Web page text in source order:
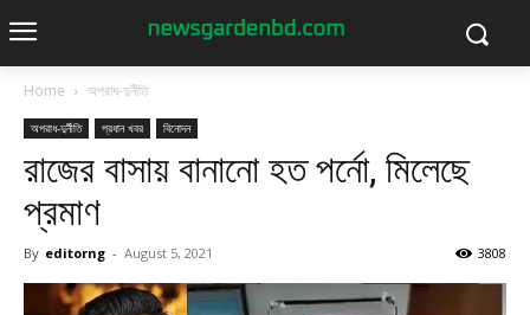
Home অপরাধ-দুর্নীতি
অপরাধ-দুর্নীতি প্রধান খবর বিনোদন
রাজের বাসায় বানানো হত পর্নো, মিলেছে
প্রমাণ
By editorng - August 5, 2021 3808